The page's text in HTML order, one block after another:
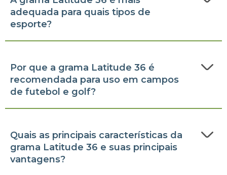
adequada para quais tipos de
esporte?
Por que a grama Latitude 36 é
recomendada para uso em campos
de futebol e golf?
Quais as principais características da
grama Latitude 36 e suas principais
vantagens?